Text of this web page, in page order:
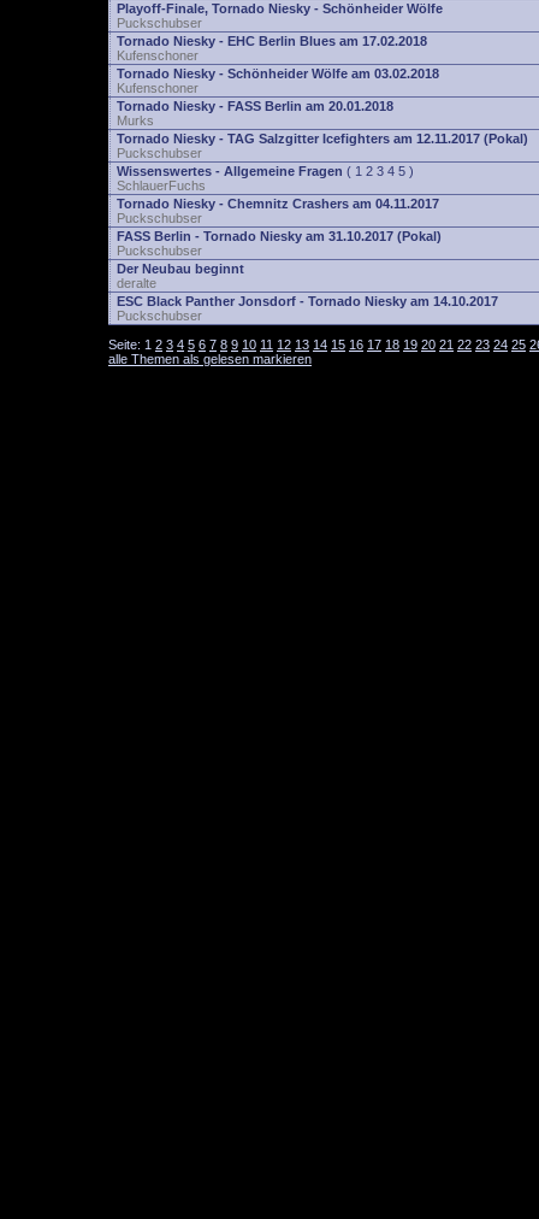
Playoff-Finale, Tornado Niesky - Schönheider Wölfe
Puckschubser
Tornado Niesky - EHC Berlin Blues am 17.02.2018
Kufenschoner
Tornado Niesky - Schönheider Wölfe am 03.02.2018
Kufenschoner
Tornado Niesky - FASS Berlin am 20.01.2018
Murks
Tornado Niesky - TAG Salzgitter Icefighters am 12.11.2017 (Pokal)
Puckschubser
Wissenswertes - Allgemeine Fragen ( 1 2 3 4 5 )
SchlauerFuchs
Tornado Niesky - Chemnitz Crashers am 04.11.2017
Puckschubser
FASS Berlin - Tornado Niesky am 31.10.2017 (Pokal)
Puckschubser
Der Neubau beginnt
deralte
ESC Black Panther Jonsdorf - Tornado Niesky am 14.10.2017
Puckschubser
Seite: 1 2 3 4 5 6 7 8 9 10 11 12 13 14 15 16 17 18 19 20 21 22 23 24 25
alle Themen als gelesen markieren